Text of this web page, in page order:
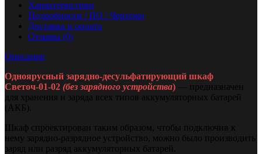
Характеристики
Подробности / ПО / Чертежи
Доставка и оплата
Отзывы (0)
Описание
Одноярусный зарядно-десульфатирующий шкаф
Светоч-01-02 (без зарядного устройства) — предназначен
для хранения и заряда всех типов аккумуляторных батарей
(АКБ).
Шкаф спроектирован таким образом, чтобы подключив к
нему зарядно-разрядное устройство, можно было производить
заряд или разряд аккумуляторных батарей.